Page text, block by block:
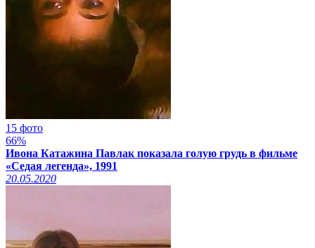
15 фото
66%
Ивона Катажина Павлак показала голую грудь в фильме
«Седая легенда», 1991
20.05.2020